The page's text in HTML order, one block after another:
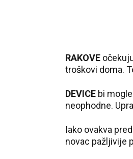
RAKOVE
troškovi doma.
DEVICE bi
neophodne.
Iako ovakva
novac pažljivije